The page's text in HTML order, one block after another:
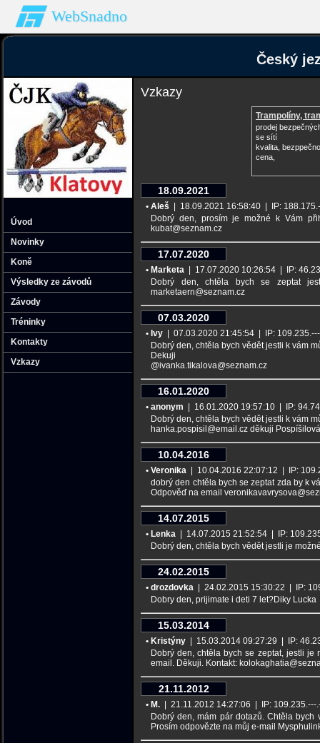
WebSnadno
Český
Úvod
Novinky
Koně
Výsledky ze závodů
Závody
Tréninky
Kontakty
Vzkazy
Vzkazy
Trampolíny,
prodej
se sítí
kvalita,
cena,
18.09.2021
• Aleš | 18.09.2021 16:58:40 | IP:
Dobrý den, prosím je možné k Vám
kubat@seznam.cz
17.07.2020
• Marketa | 17.07.2020 10:26:54 | IP:
Dobrý den, chtěla bych se zeptat
marketaern@seznam.cz
07.03.2020
• Ivy | 07.03.2020 21:45:54 | IP:
Dobrý den, chtěla bych vědět jestli k vám
Dekuji
@ivanka.tikalova@seznam.cz
16.01.2020
• anonym | 16.01.2020 19:57:10 | IP:
Dobrý den, chtěla bych vědět jestli k vám
hanka.pospisil@email.cz děkuji Pospíšilová
10.04.2016
• Veronika | 10.04.2016 22:07:12 | IP:
dobrý den chtěla bych se zeptat zda by k
Odpověď na email
14.07.2015
• Lenka | 14.07.2015 21:52:54 | IP:
Dobrý den, chtěla bych vědět jestli je
24.02.2015
• drozdovka | 24.02.2015 15:30:22 | IP:
Dobry den, prijimate i deti 7 let?Diky Lucka
15.03.2014
• Kristýny | 15.03.2014 09:27:29 | IP:
Dobrý den, chtěla bych se zeptat, jestli
email. Děkuji. Kontakt:
21.11.2012
• M. | 21.11.2012 14:27:06 | IP: 109.235.---
Dobrý den, mám pár dotazů. Chtěla
Prosím odpovězte na můj e-mail